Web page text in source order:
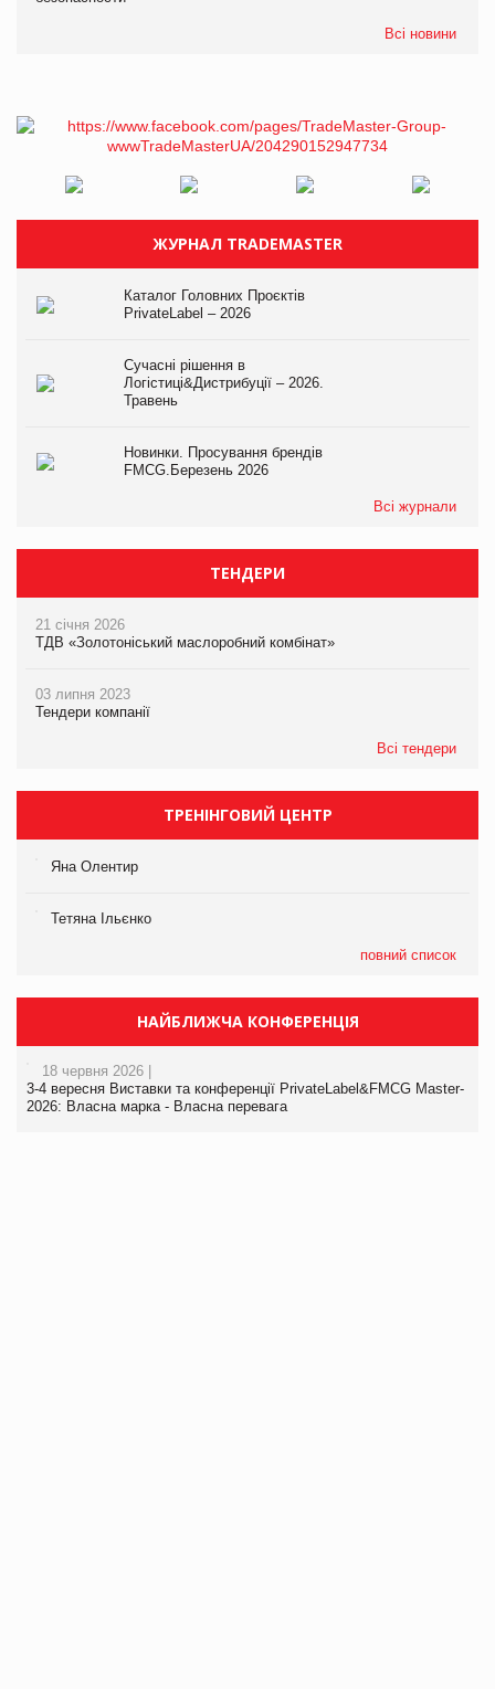
Всі новини
ЖУРНАЛ TRADEMASTER
Каталог Головних Проєктів
PrivateLabel – 2026
Сучасні рішення в
Логістиці&Дистрибуції – 2026.
Травень
Новинки. Просування брендів
FMCG.Березень 2026
Всі журнали
ТЕНДЕРИ
21 січня 2026
ТДВ «Золотоніський маслоробний комбінат»
03 липня 2023
Тендери компанії
Всі тендери
ТРЕНІНГОВИЙ ЦЕНТР
Яна Олентир
Тетяна Ільєнко
повний список
НАЙБЛИЖЧА КОНФЕРЕНЦІЯ
18 червня 2026 |
3-4 вересня Виставки та конференції PrivateLabel&FMCG Master-
2026: Власна марка - Власна перевага